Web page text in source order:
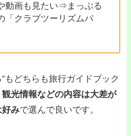
動画も見たい⇒まっぷる
「クラブツーリズムパ
”もどちらも旅行ガイドブック
観光情報などの内容は大差が
好みで選んで良いです。